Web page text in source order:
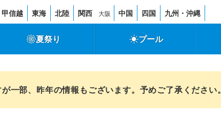
甲信越 東海 北陸 関西 大阪 中国 四国 九州・沖縄
夏祭り プール
一部、昨年の情報もございます。予めご了承ください。